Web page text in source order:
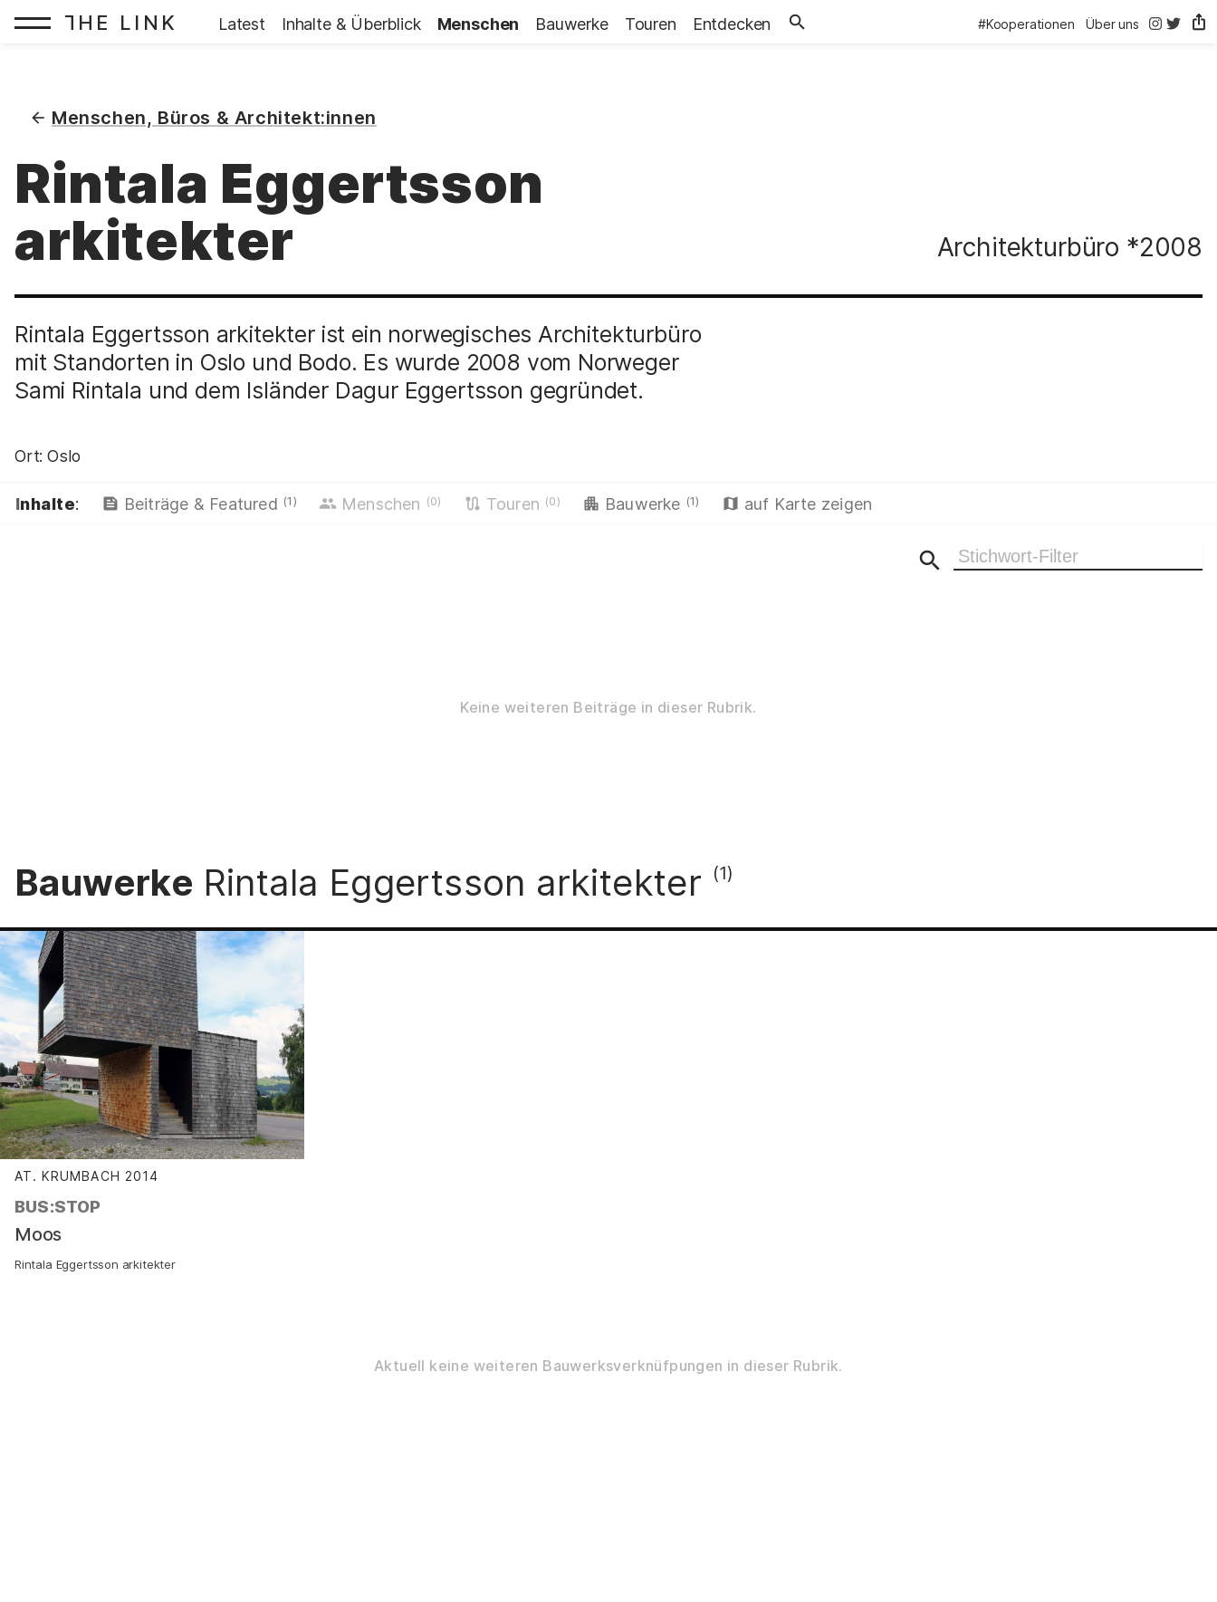
Zum Inhalt springen
T
HE LINK Startseite:
Latest Inhalte & Überblick Menschen Bauwerke Touren Entdecken #Kooperationen Über uns
Rintala Eggertsson
arkitekter
( Menschen, Büros & Architekt:innen
Architekturbüro *2008
Rintala Eggertsson arkitekter ist ein norwegisches Architekturbüro
mit Standorten in Oslo und Bodo. Es wurde 2008 vom Norweger
Sami Rintala und dem Isländer Dagur Eggertsson gegründet.
Ort: Oslo
Inhalte: Beiträge & Featured (1) Menschen (0) Touren (0) Bauwerke (1) auf Karte zeigen
Ergebnisse filtern
Keine weiteren Beiträge in dieser Rubrik.
Bauwerke Rintala Eggertsson arkitekter (1)
AT. KRUMBACH 2014
BUS:STOP
–
Moos
Rintala Eggertsson arkitekter
Aktuell keine weiteren Bauwerksverknüfpungen in dieser Rubrik.